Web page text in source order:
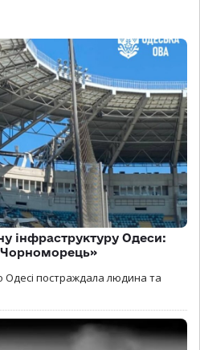
інфраструктуру Одеси:
Одесі постраждала людина та